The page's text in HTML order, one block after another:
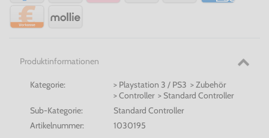
Produktinformationen
Kategorie:
> Playstation 3 / PS3 > Zubehör
> Controller > Standard Controller
Sub-Kategorie:
Standard Controller
Artikelnummer:
1030195